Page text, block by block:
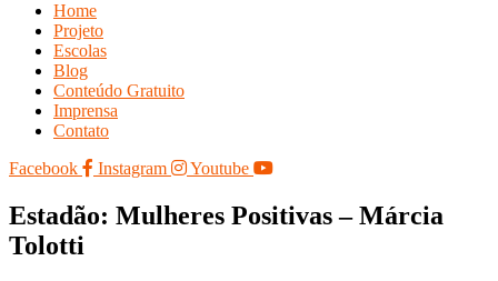
Home
Projeto
Escolas
Blog
Conteúdo Gratuito
Imprensa
Contato
Facebook
Instagram Youtube
Estadão: Mulheres Positivas – Márcia
Tolotti